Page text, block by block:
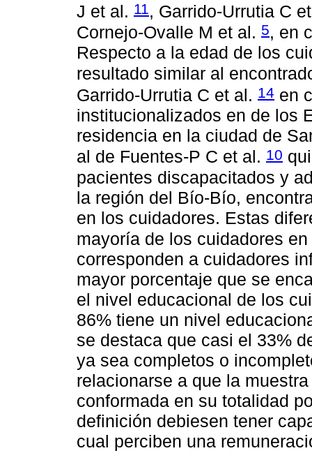
J et al. 11, Garrido-Urrutia C
Cornejo-Ovalle M et al. 5, en
Respecto a la edad de los
resultado similar al
Garrido-Urrutia C et al. 14 en
institucionalizados en de los
residencia en la ciudad de
al de Fuentes-P C et al. 10
pacientes discapacitados y
la región del Bío-Bío,
en los cuidadores. Estas
mayoría de los cuidadores
corresponden a cuidadores
mayor porcentaje que se
el nivel educacional de los
86% tiene un nivel
se destaca que casi el 33%
ya sea completos o
relacionarse a que la
conformada en su totalidad
definición debiesen tener
cual perciben una